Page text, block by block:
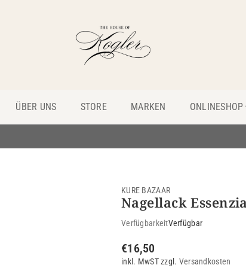
HOUSE
ÜBER UNS STORE MARKEN ONLINESHOP
KURE BAZAAR
Nagellack
VerfügbarkeitVerfügbar
Normaler
Preis
€16,50
inkl. MwST zzgl. Versandkosten